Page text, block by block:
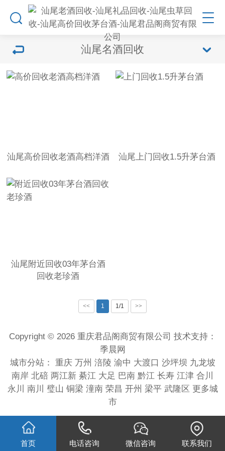
汕尾名酒回收
汕尾高价回收老酒高档洋酒 汕尾上门回收1.5升茅台酒
汕尾附近回收03年茅台酒
回收老珍酒
<< 1 1/1 >>
Copyright © 2026 重庆君品阁商贸有限公司 技术支持：
季晨网
城市分站： 重庆 万州 涪陵 渝中 大渡口 沙坪坝 九龙坡
南岸 北碚 两江新 綦江 大足 巴南 黔江 长寿 江津 合川
永川
南川 璧山 铜梁 潼南 荣昌 开州 梁平 武隆区 更多城
市
首页 电话咨询 微信咨询 联系我们